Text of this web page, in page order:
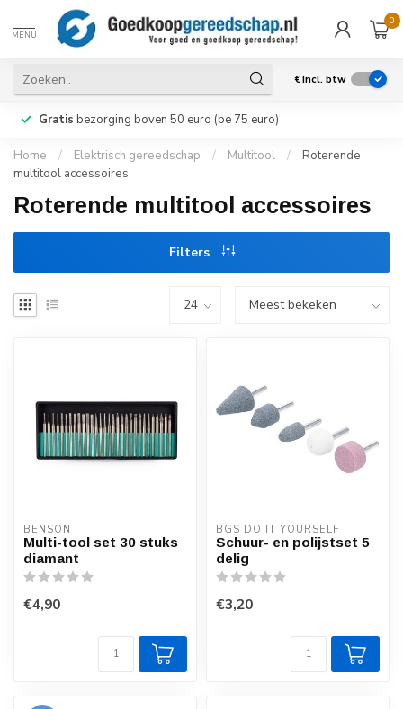
MENU
0
€Incl. btw
Gratis bezorging boven 50 euro (be 75 euro)
Home / Elektrisch gereedschap / Multitool /
Roterende
multitool accessoires
Roterende multitool accessoires
Filters
BENSON
Multi-tool set 30 stuks
diamant
€4,90
BGS DO IT YOURSELF
Schuur- en polijstset 5
delig
€3,20